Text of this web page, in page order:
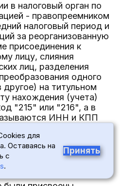
в налоговый орган по
- правопреемником
налоговый период и
за реорганизованную
присоединения к
лицу, слияния
лиц, разделения
одного
на титульном
нахождения (учета)
"215" или "216", а в
ИНН и КПП
организации.
для
Оставаясь на
с
.
Принять